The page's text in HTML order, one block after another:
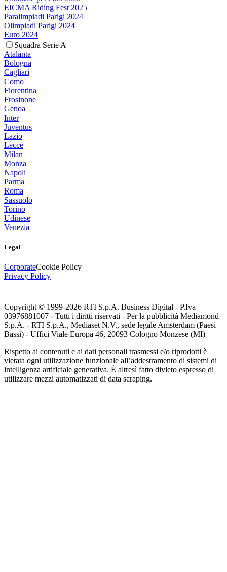
EICMA Riding Fest 2025
Paralimpiadi Parigi 2024
Olimpiadi Parigi 2024
Euro 2024
Squadra Serie A
Atalanta
Bologna
Cagliari
Como
Fiorentina
Frosinone
Genoa
Inter
Juventus
Lazio
Lecce
Milan
Monza
Napoli
Parma
Roma
Sassuolo
Torino
Udinese
Venezia
Legal
CorporateCookie Policy
Privacy Policy
Copyright © 1999-2026 RTI S.p.A. Business Digital - P.Iva
03976881007 - Tutti i diritti riservati - Per la pubblicità Mediamond
S.p.A. - RTI S.p.A., Mediaset N.V., sede legale Amsterdam (Paesi
Bassi) - Uffici Viale Europa 46, 20093 Cologno Monzese (MI)
Rispetto ai contenuti e ai dati personali trasmessi e/o riprodotti è
vietata ogni utilizzazione funzionale all’addestramento di sistemi di
intelligenza artificiale generativa. È altresì fatto divieto espresso di
utilizzare mezzi automatizzati di data scraping.